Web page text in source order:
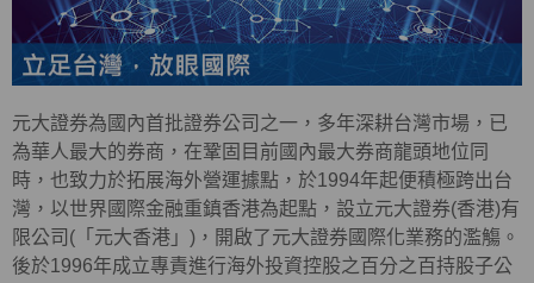
元大證券為國內首批證券公司之一，多年深耕台灣市場，已
為華人最大的券商，在鞏固目前國內最大券商龍頭地位同
時，也致力於拓展海外營運據點，於1994年起便積極跨出台
灣，以世界國際金融重鎮香港為起點，設立元大證券(香港)有
限公司(「元大香港」)，開啟了元大證券國際化業務的濫觴。
後於1996年成立專責進行海外投資控股之百分之百持股子公